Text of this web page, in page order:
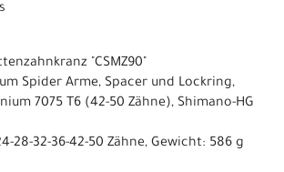
"CSMZ90"
Spider Arme, Spacer und Lockring,
7075 T6 (42-50 Zähne), Shimano-HG
24-28-32-36-42-50 Zähne, Gewicht: 586 g